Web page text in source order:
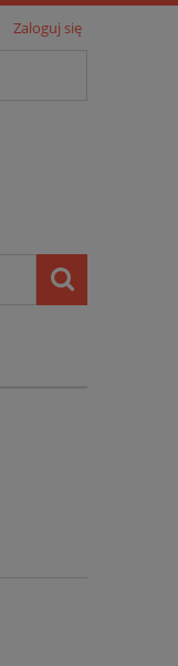
Zaloguj się